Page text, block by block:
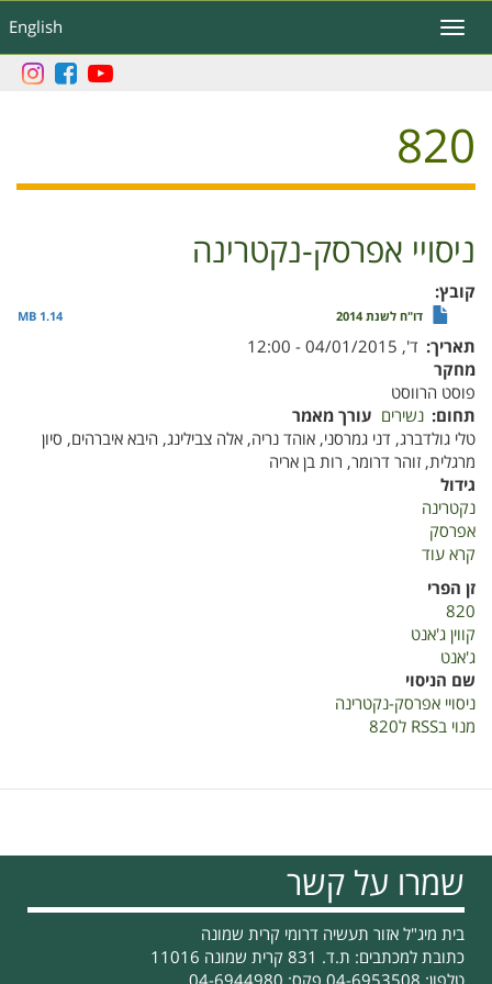
לתוכן
העיקרי
English
Toggle
navigation
820
ניסויי אפרסק-נקטרינה
קובץ
דו"ח לשנת 2014 1.14 MB
תאריך ד', 04/01/2015 - 12:00
מחקר
פוסט הרווסט
תחום נשירים עורך מאמר
טלי גולדברג, דני גמרסני, אוהד נריה, אלה צבילינג, היבא איברהים, סיון
מרגלית, זוהר דרומר, רות בן אריה
גידול
נקטרינה
אפרסק
קרא עוד
זן הפרי
820
קווין ג'אנט
ג'אנט
שם הניסוי
ניסויי אפרסק-נקטרינה
מנוי בRSS ל820
שמרו על קשר
בית מיג"ל אזור תעשיה דרומי קרית שמונה
כתובת למכתבים: ת.ד. 831 קרית שמונה 11016